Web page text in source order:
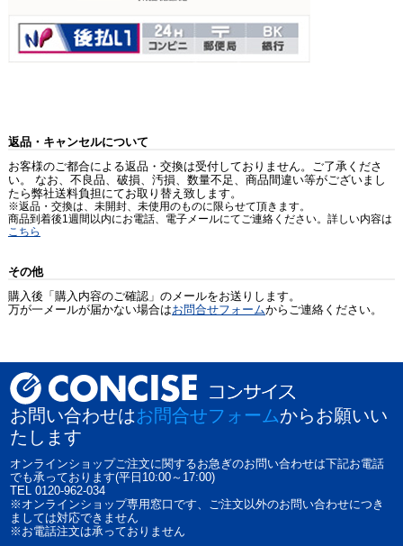
返品・キャンセルについて
お客様のご都合による返品・交換は受付しておりません。ご了承くださ
い。 なお、不良品、破損、汚損、数量不足、商品間違い等がございまし
たら弊社送料負担にてお取り替え致します。
※返品・交換は、未開封、未使用のものに限らせて頂きます。
商品到着後1週間以内にお電話、電子メールにてご連絡ください。詳しい内容は
こちら
その他
購入後「購入内容のご確認」のメールをお送りします。
万が一メールが届かない場合はお問合せフォームからご連絡ください。
お問い合わせはお問合せフォームからお願いい
たします
オンラインショップご注文に関するお急ぎのお問い合わせは下記お電話
でも承っております(平日10:00～17:00)
TEL 0120-962-034
※オンラインショップ専用窓口です、ご注文以外のお問い合わせにつき
ましては対応できません
※お電話注文は承っておりません